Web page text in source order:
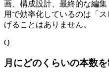
画、構成設計、最終的な編
用で効率化しているのは「
げることはありません。
Q
月にどのくらいの本数